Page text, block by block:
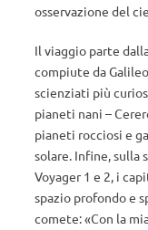
osservazione del
Il viaggio parte
compiute da
scienziati più
pianeti nani –
pianeti rocciosi e
solare. Infine, sulla
Voyager 1 e 2, i
spazio profondo e
comete: «Con la